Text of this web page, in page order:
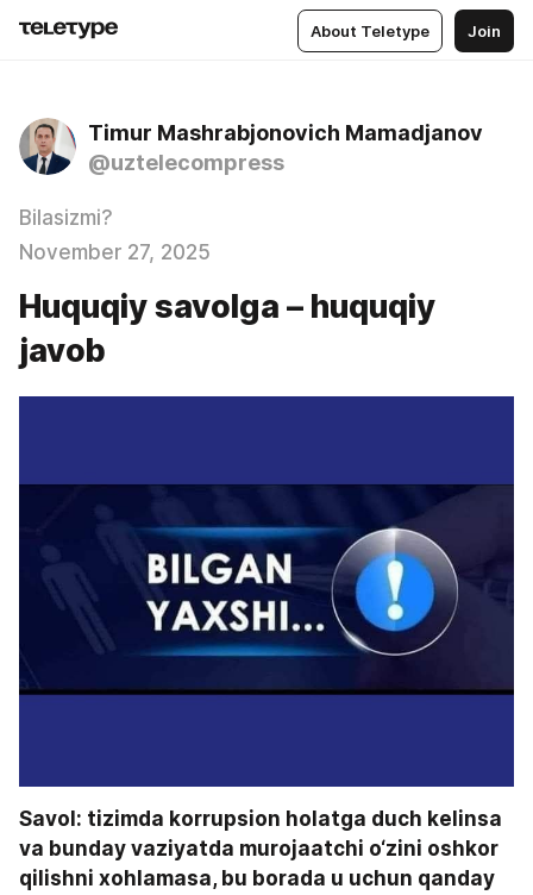
About Teletype Join
Timur Mashrabjonovich Mamadjanov
@uztelecompress
Bilasizmi?
November 27, 2025
Huquqiy savolga – huquqiy
javob
Savol: tizimda korrupsion holatga duch kelinsa
va bunday vaziyatda murojaatchi o‘zini oshkor
qilishni xohlamasa, bu borada u uchun qanday